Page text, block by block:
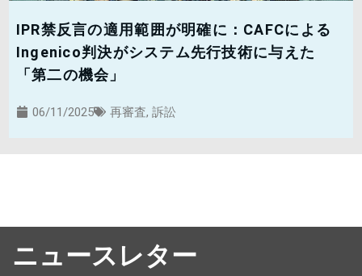
IPR禁反言の適用範囲が明確に：CAFCによる
Ingenico判決がシステム先行技術に与えた
「第二の機会」
06/11/2025 再審査, 訴訟
ニュースレター